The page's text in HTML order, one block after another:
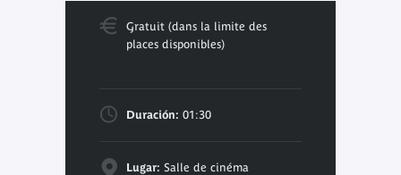
Gratuit (dans la limite des
places disponibles)
Duración: 01:30
Lugar: Salle de cinéma